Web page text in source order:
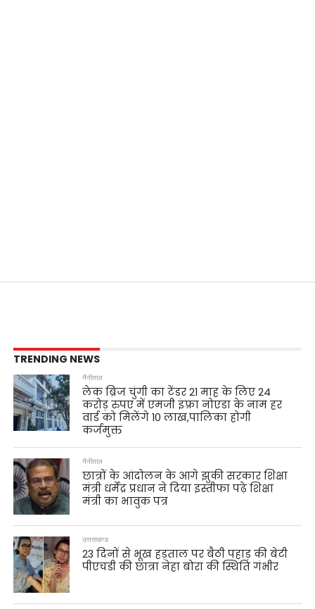
TRENDING NEWS
नैनीताल
लेक ब्रिज चुंगी का टेंडर 21 माह के लिए 24
करोड़ रुपए में एमजी इंफ़्रा नोएडा के नाम हर
वार्ड को मिलेंगे 10 लाख,पालिका होगी
कर्जमुक्त
नैनीताल
छात्रों के आंदोलन के आगे झुकी सरकार शिक्षा
मंत्री धर्मेंद्र प्रधान ने दिया इस्तीफा पढ़े शिक्षा
मंत्री का भावुक पत्र
उत्तराखण्ड
23 दिनों से भूख हड़ताल पर बैठी पहाड़ की बेटी
पीएचडी की छात्रा नेहा बोरा की स्थिति गंभीर